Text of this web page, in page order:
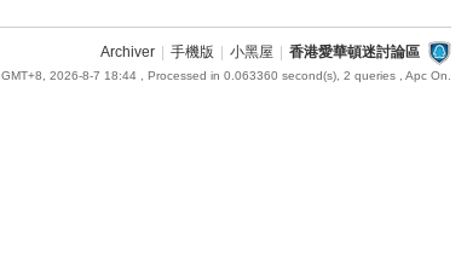
Archiver 手機版 小黑屋 香港愛華頓迷討論區
GMT+8, 2026-8-7 18:44, Processed in 0.063360 second(s), 2 queries , Apc On.